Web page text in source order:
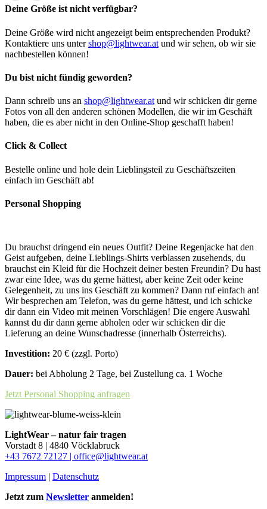
Deine Größe ist nicht verfügbar?
Deine Größe wird nicht angezeigt beim entsprechenden Produkt?
Kontaktiere uns untershop@lightwear.at und wir sehen, ob wir sie
nachbestellen können!
Du bist nicht fündig geworden?
Dann schreib uns an shop@lightwear.at und wir schicken dir gerne
Fotos von all den anderen schönen Modellen, die wir im Geschäft
haben, die es aber nicht in den Online-Shop geschafft haben!
Click & Collect
Bestelle online und hole dein Lieblingsteil zu Geschäftszeiten
einfach im Geschäft ab!
Personal Shopping
Du brauchst dringend ein neues Outfit? Deine Regenjacke hat den
Geist aufgeben, deine Lieblings-Shirts verblassen zusehends, du
brauchst ein Kleid für die Hochzeit deiner besten Freundin? Du hast
zwar eine Idee, was du gerne hättest, aber keine Zeit oder keine
Gelegenheit, zu uns ins Geschäft zu kommen? Dann ruf einfach an!
Wir besprechen am Telefon, was du gerne hättest, und ich schicke
dir dann ein Video mit meinen Vorschlägen! Die engere Auswahl
kannst du dir dann gerne abholen oder wir schicken dir die
Lieferung an deine Wunschadresse (innerhalb Österreichs).
Investition: 20 € (zzgl. Porto)
Dauer: bei Abholung 2 Tage, bei Zustellung ca. 1 Woche
Jetzt Personal Shopping anfragen
LightWear – natur fair tragen
Vorstadt 8 | 4840 Vöcklabruck
+43 7672 72127 | office@lightwear.at
Impressum | Datenschutz
Jetzt zum Newsletter anmelden!